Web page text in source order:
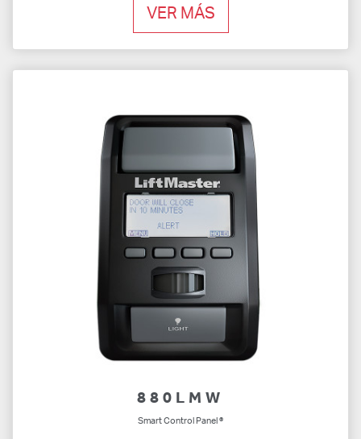
VER MÁS
880LMW
Smart Control Panel ®